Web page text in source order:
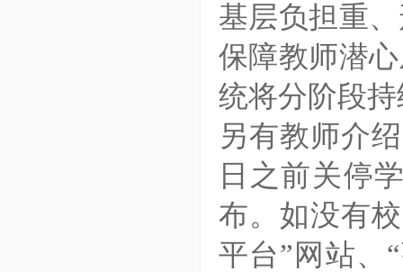
基层负担重
保障教师潜
统将分阶段
另有教师介
日之前关停
布。如没有
平台”网站、